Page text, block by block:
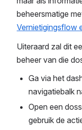
Vernietigingsflow
Uiteraard zal dit
beheer van die
Ga via het
navigatiebalk
Open een
gebruik de